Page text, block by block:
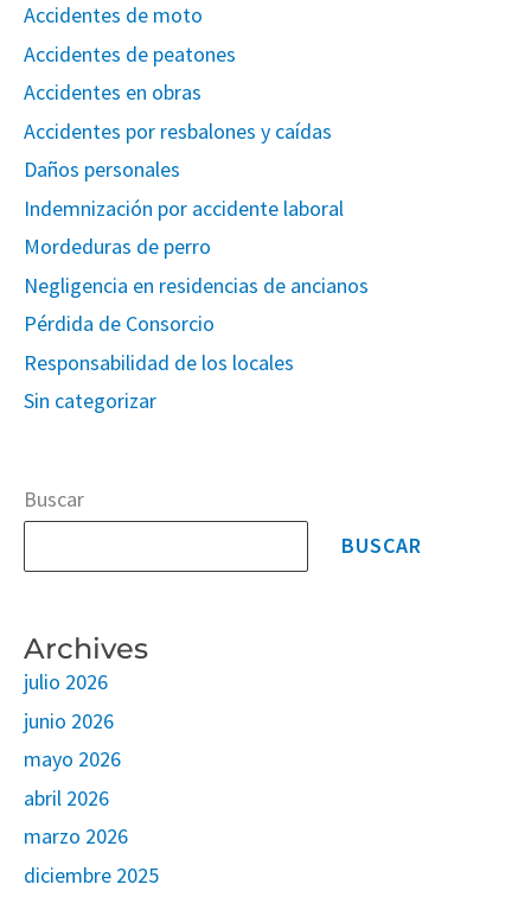
Accidentes de moto
Accidentes de peatones
Accidentes en obras
Accidentes por resbalones y caídas
Daños personales
Indemnización por accidente laboral
Mordeduras de perro
Negligencia en residencias de ancianos
Pérdida de Consorcio
Responsabilidad de los locales
Sin categorizar
Buscar
BUSCAR
Archives
julio 2026
junio 2026
mayo 2026
abril 2026
marzo 2026
diciembre 2025